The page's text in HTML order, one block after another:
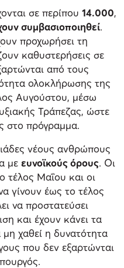
σε περίπου 14.000,
συμβασιοποιηθεί.
προχωρήσει τη
καθυστερήσεις σε
από τους
ολοκλήρωσης της
Αυγούστου, μέσω
Τράπεζας, ώστε
στο πρόγραμμα.
νέους ανθρώπους
με ευνοϊκούς όρους. Οι
τέλος Μαΐου και οι
γίνουν έως το τέλος
να προστατεύσει
και έχουν κάνει τα
χαθεί η δυνατότητα
που δεν εξαρτώνται